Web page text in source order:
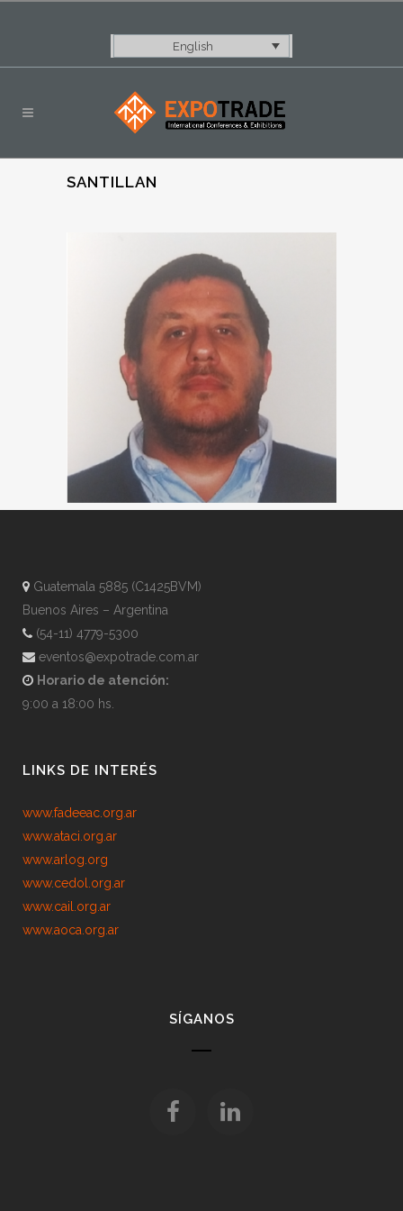
English
SANTILLAN
Guatemala 5885 (C1425BVM)
Buenos Aires – Argentina
(54-11) 4779-5300
eventos@expotrade.com.ar
Horario de atención:
9:00 a 18:00 hs.
LINKS DE INTERÉS
www.fadeeac.org.ar
www.ataci.org.ar
www.arlog.org
www.cedol.org.ar
www.cail.org.ar
www.aoca.org.ar
SÍGANOS